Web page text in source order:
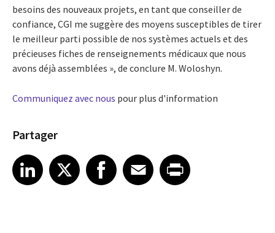
besoins des nouveaux projets, en tant que conseiller de
confiance, CGI me suggère des moyens susceptibles de tirer
le meilleur parti possible de nos systèmes actuels et des
précieuses fiches de renseignements médicaux que nous
avons déjà assemblées », de conclure M. Woloshyn.
Communiquez avec nous pour plus d'information
Partager
Share article on LinkedIn
LinkedIn
Share article on XShare article on Facebook
Facebook
Share article on Email
EmailShare article on Print